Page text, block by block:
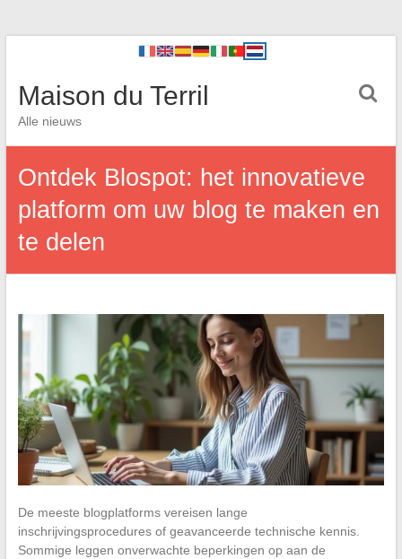
Maison du Terril
Alle nieuws
Ontdek Blospot: het innovatieve
platform om uw blog te maken en
te delen
De meeste blogplatforms vereisen lange
inschrijvingsprocedures of geavanceerde technische kennis.
Sommige leggen onverwachte beperkingen op aan de